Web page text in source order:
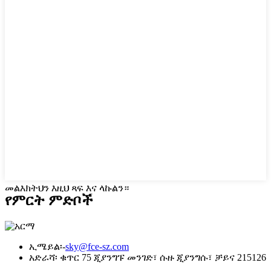
መልእክትህን እዚህ ጻፍ እና ላኩልን።
የምርት ምድቦች
ኢሜይል፡-sky@fce-sz.com
አድራሻ፡ ቁጥር 75 ጂያንግፑ መንገድ፣ ሱዙ ጂያንግሱ፣ ቻይና 215126